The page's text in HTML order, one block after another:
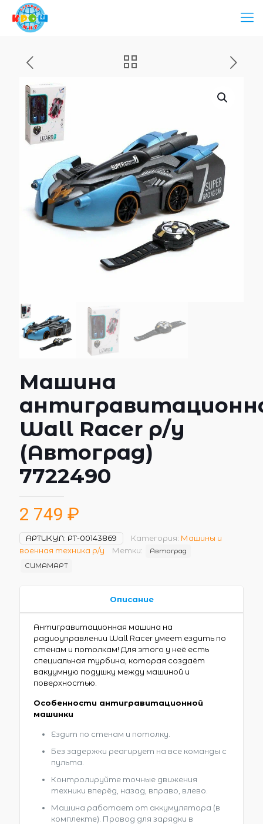
Машина
Wall Racer р/у
(Автоград)
7722490
2 749 ₽
АРТИКУЛ: РТ-00143869 Категория: Машины и
военная техника р/у
Метки:
Автоград
СИМАМАРТ
Описание
Антигравитационная машина на
радиоуправлении Wall Racer умеет ездить по
стенам и потолкам! Для этого у неё есть
специальная турбина, которая создаёт
вакуумную подушку между машиной и
поверхностью.
Особенности антигравитационной
машинки
Ездит по стенам и потолку.
Без задержки реагирует на все команды с
пульта.
Контролируйте точные движения
техники вперёд, назад, вправо, влево.
Машина работает от аккумулятора (в
комплекте). Провод для зарядки в